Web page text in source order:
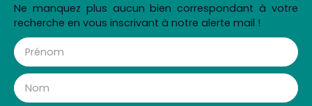
Ne manquez plus aucun bien correspondant à votre
recherche en vous inscrivant à notre alerte mail !
Prénom
Nom